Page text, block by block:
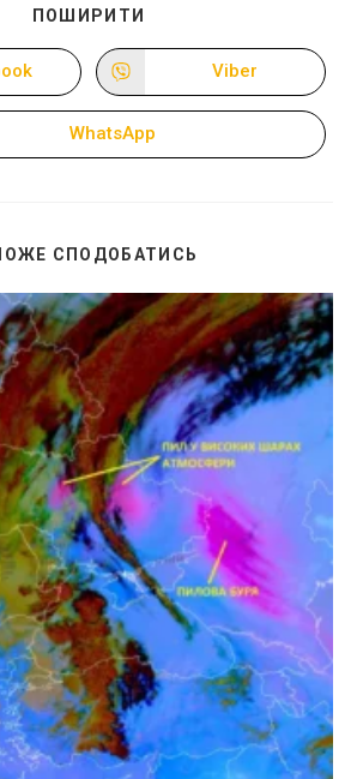
ПОШИРИТИ
ВМІСТОМ
Відкрити
в
новому
Viber
Відкрити
в
WhatsApp
СПОДОБАТИСЬ